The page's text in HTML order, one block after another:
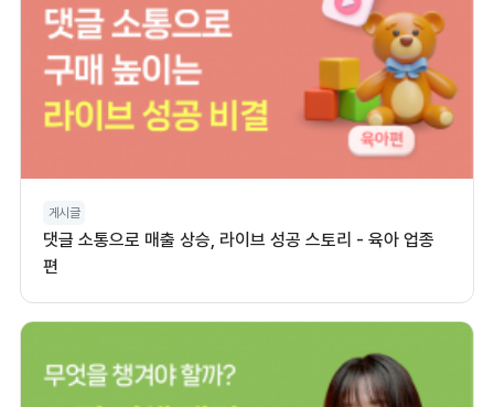
게시글
댓글 소통으로 매출 상승, 라이브 성공 스토리 - 육아 업종
편